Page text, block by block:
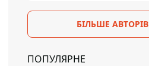
БІЛЬШЕ АВТОРІВ
ПОПУЛЯРНЕ